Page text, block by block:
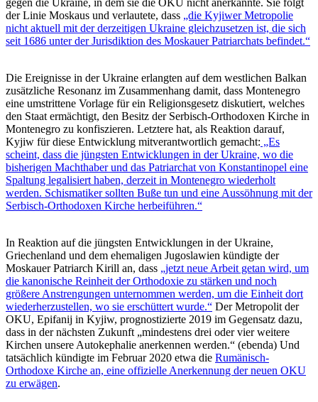
der Linie Moskaus und verlautete, dass „die Kyjiwer Metropolie
nicht aktuell mit der derzeitigen Ukraine gleichzusetzen ist, die sich
seit 1686 unter der Jurisdiktion des Moskauer Patriarchats befindet.“
Die Ereignisse in der Ukraine erlangten auf dem westlichen Balkan
zusätzliche Resonanz im Zusammenhang damit, dass Montenegro
eine umstrittene Vorlage für ein Religionsgesetz diskutiert, welches
den Staat ermächtigt, den Besitz der Serbisch-Orthodoxen Kirche in
Montenegro zu konfiszieren. Letztere hat, als Reaktion darauf,
Kyjiw für diese Entwicklung mitverantwortlich gemacht: „Es
scheint, dass die jüngsten Entwicklungen in der Ukraine, wo die
bisherigen Machthaber und das Patriarchat von Konstantinopel eine
Spaltung legalisiert haben, derzeit in Montenegro wiederholt
werden. Schismatiker sollten Buße tun und eine Aussöhnung mit der
Serbisch-Orthodoxen Kirche herbeiführen.“
In Reaktion auf die jüngsten Entwicklungen in der Ukraine,
Griechenland und dem ehemaligen Jugoslawien kündigte der
Moskauer Patriarch Kirill an, dass „jetzt neue Arbeit getan wird, um
die kanonische Reinheit der Orthodoxie zu stärken und noch
größere Anstrengungen unternommen werden, um die Einheit dort
wiederherzustellen, wo sie erschüttert wurde.“ Der Metropolit der
OKU, Epifanij in Kyjiw, prognostizierte 2019 im Gegensatz dazu,
dass in der nächsten Zukunft „mindestens drei oder vier weitere
Kirchen unsere Autokephalie anerkennen werden.“ (ebenda) Und
tatsächlich kündigte im Februar 2020 etwa die Rumänisch-
Orthodoxe Kirche an, eine offizielle Anerkennung der neuen OKU
zu erwägen.